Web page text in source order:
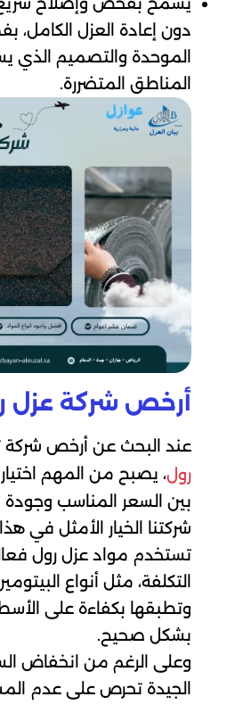
دون إعادة العزل الكامل،
الموحدة والتصميم الذي
المناطق المتضررة.
أرخص شركة عزل
عند البحث عن أرخص
رول، يصبح من المهم اختيار
بين السعر المناسب وجودة
شركتنا الخيار الأمثل في
تستخدم مواد عزل رول
التكلفة، مثل أنواع
وتطبقها بكفاءة على
بشكل صحيح.
وعلى الرغم من انخفاض
الجيدة تحرص على عدم